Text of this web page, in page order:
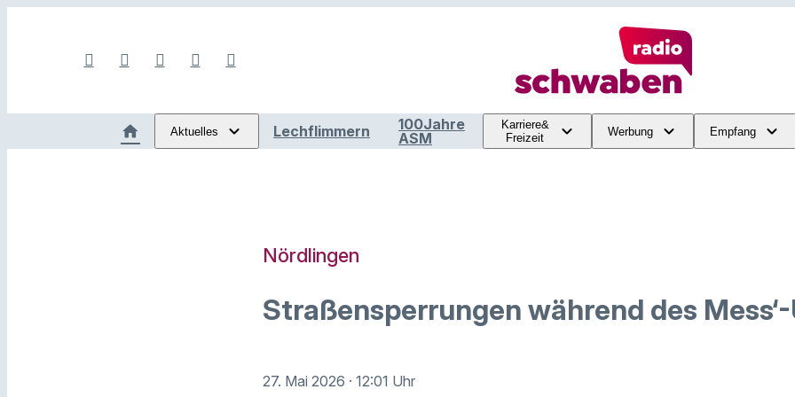
Aktuelles Lechflimmern
100Jahre
ASM
Karriere&
Freizeit
Werbung Empfang
Nördlingen
Straßensperrungen während des
27. Mai 2026 · 12:01 Uhr